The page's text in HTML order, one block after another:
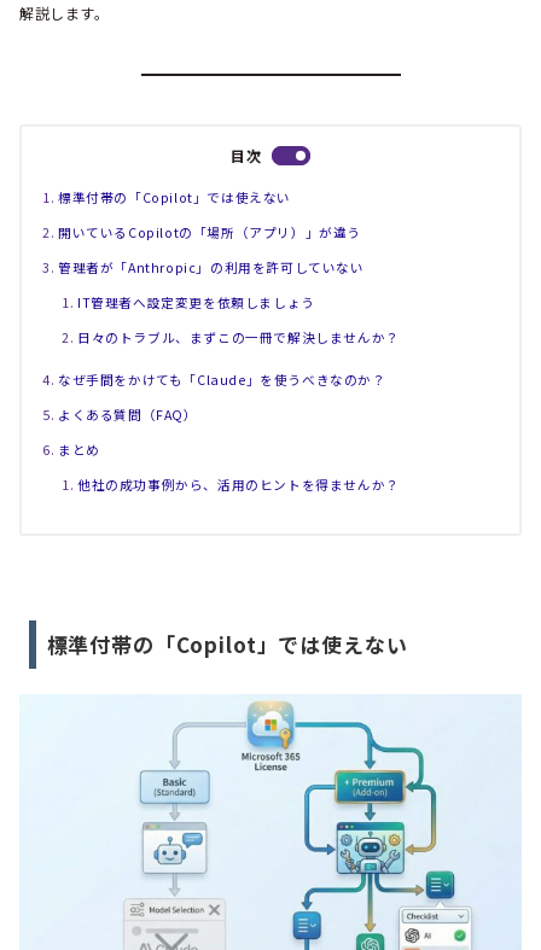
解説します。
目次
標準付帯の「Copilot」では使えない
開いているCopilotの「場所（アプリ）」が違う
管理者が「Anthropic」の利用を許可していない
IT管理者へ設定変更を依頼しましょう
日々のトラブル、まずこの一冊で解決しませんか？
なぜ手間をかけても「Claude」を使うべきなのか？
よくある質問（FAQ）
まとめ
他社の成功事例から、活用のヒントを得ませんか？
標準付帯の「Copilot」では使えない